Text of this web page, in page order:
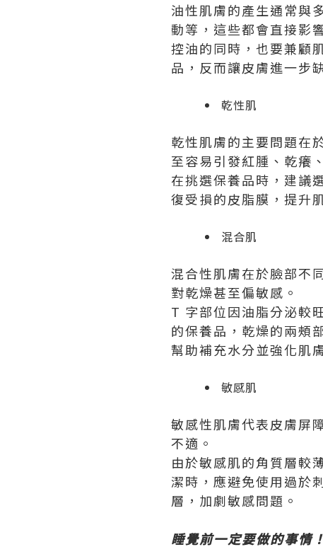
油性肌膚的產生通常與
動等，這些都會直接影
控油的同時，也要兼顧
品，反而讓皮膚進一步
乾性肌
乾性肌膚的主要問題在
至容易引發紅腫、乾癢
在挑選保養品時，建議
復受損的皮脂膜，提升
混合肌
混合性肌膚在於臉部不
對乾燥甚至偏敏感。
T 字部位因油脂分泌較
的保養品，乾燥的兩頰
幫助補充水分並強化肌
敏感肌
敏感性肌膚代表皮膚屏
不適。
由於敏感肌的角質層較
潔時，應避免使用過於
層，加劇敏感問題。
睡覺前一定要做的事情